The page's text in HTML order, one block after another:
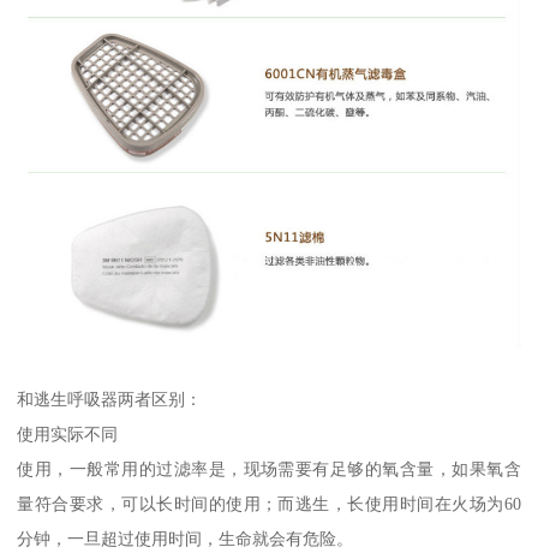
和逃生呼吸器两者区别：
使用实际不同
使用，一般常用的过滤率是，现场需要有足够的氧含量，如果氧含
量符合要求，可以长时间的使用；而逃生，长使用时间在火场为60
分钟，一旦超过使用时间，生命就会有危险。